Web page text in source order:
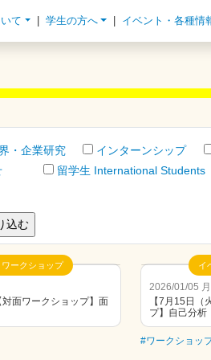
て 学生の方へ イベント・各種情
・企業研究 インターンシップ
留学生 International Students
ークショップ
対面ワークショップ】面
イ
2026/01/05
【7月15日（
プ】自己分析
#ワークショッ